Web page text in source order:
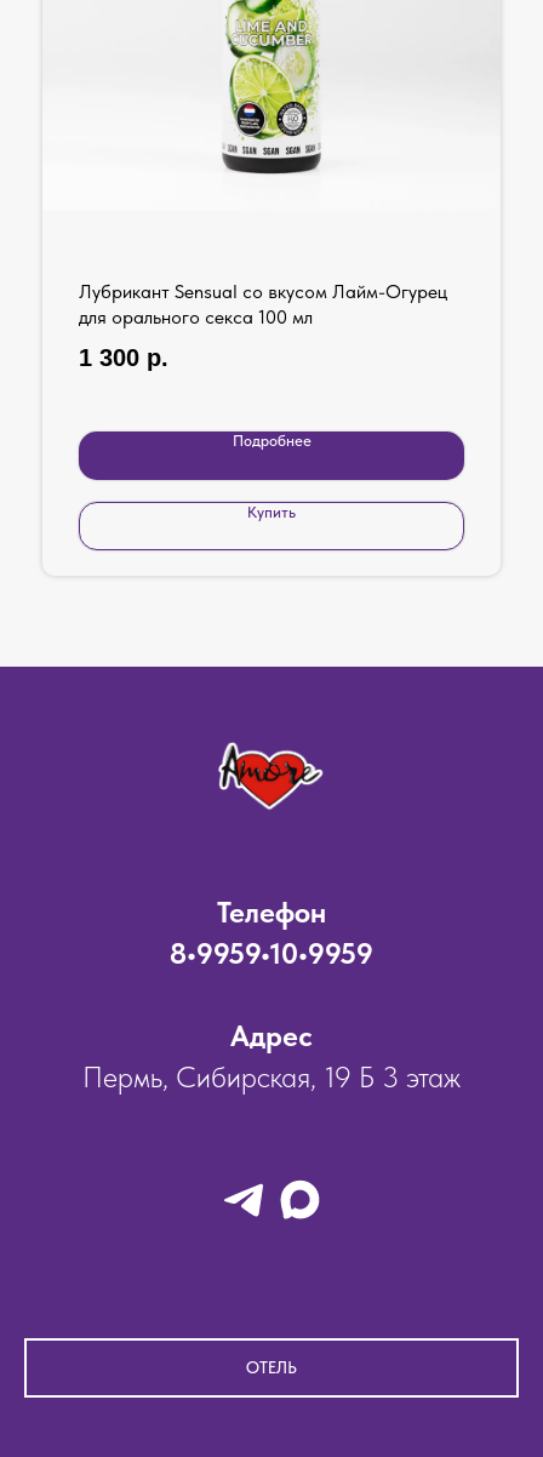
Лубрикант Sensual со вкусом Лайм-Огурец
для орального секса 100 мл
1 300 р.
Подробнее
Купить
Телефон
8•9959•10•9959
Адрес
Пермь, Сибирская, 19 Б 3 этаж
ОТЕЛЬ